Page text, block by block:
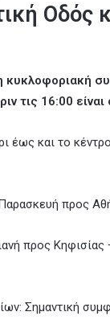
Οδός
κυκλοφοριακή
τις 16:00 είναι
έως και το
προς
προς Κηφισίας
Σημαντική